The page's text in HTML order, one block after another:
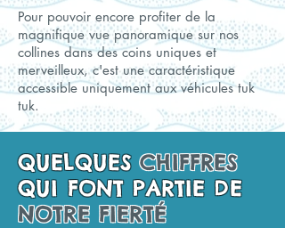
Pour pouvoir encore profiter de la
magnifique vue panoramique sur nos
collines dans des coins uniques et
merveilleux, c'est une caractéristique
accessible uniquement aux véhicules tuk
tuk.
QUELQUES CHIFFRES
QUI FONT PARTIE DE
NOTRE FIERTÉ